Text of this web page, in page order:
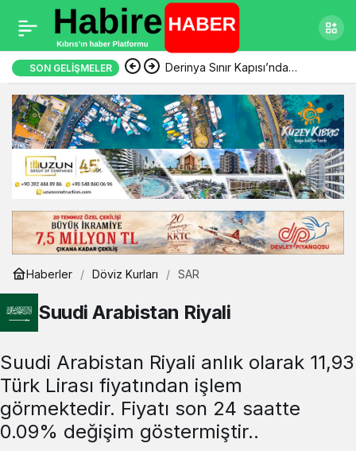
SON GELIŞMELER Derinya Sınır Kapısı’nda
geçişler normale döndü
Haberler Döviz Kurları SAR
Suudi Arabistan Riyali
Suudi Arabistan Riyali anlık olarak 11,93
Türk Lirası fiyatından işlem
görmektedir. Fiyatı son 24 saatte
0.09% değişim göstermiştir..